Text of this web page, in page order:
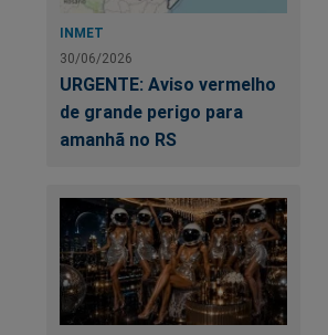
INMET
30/06/2026
URGENTE: Aviso vermelho
de grande perigo para
amanhã no RS